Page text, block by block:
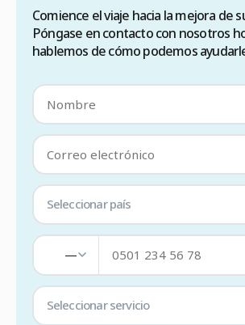
Comience el viaje hacia la mejora de
Póngase en contacto con nosotros
hablemos de cómo podemos
Seleccionar país
—
Seleccionar servicio